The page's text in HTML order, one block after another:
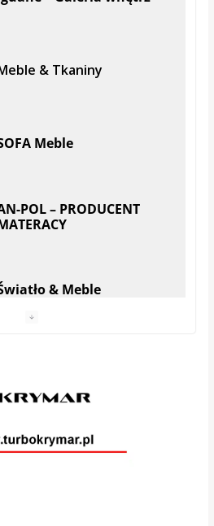
& Tkaniny
Meble
POL – PRODUCENT
& Meble
MEBLE